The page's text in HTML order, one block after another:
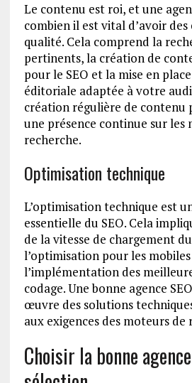
Le contenu est roi, et une
combien il est vital d’avoir
qualité. Cela comprend la
pertinents, la création de
pour le SEO et la mise en
éditoriale adaptée à votre
création régulière de
une présence continue sur les
recherche.
Optimisation technique
L’optimisation technique est
essentielle du SEO. Cela
de la vitesse de chargement
l’optimisation pour les
l’implémentation des
codage. Une bonne agence
œuvre des solutions
aux exigences des moteurs de
Choisir la bonne